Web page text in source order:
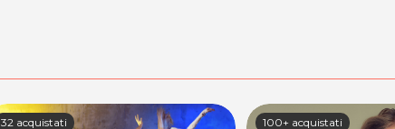
32 acquistati 100+ acquistati